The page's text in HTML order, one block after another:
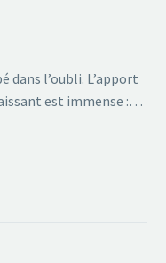
dans l’oubli. L’apport
est immense :…